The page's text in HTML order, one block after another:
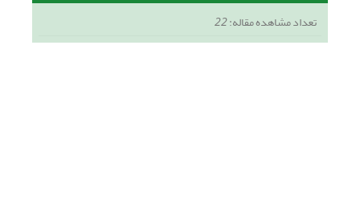
تعداد مشاهده مقاله:22